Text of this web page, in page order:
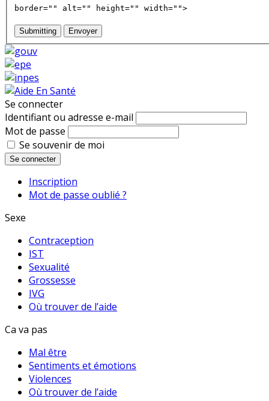
border="" alt="" height="" width="">
Submitting Envoyer
Se connecter
Identifiant ou adresse e-mail
Mot de passe
Se souvenir de moi
Se connecter
Inscription
Mot de passe oublié ?
Sexe
Contraception
IST
Sexualité
Grossesse
IVG
Où trouver de l’aide
Ca va pas
Mal être
Sentiments et émotions
Violences
Où trouver de l’aide